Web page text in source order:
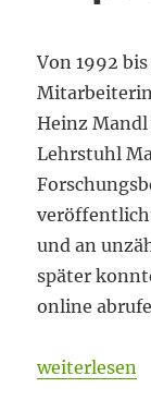
Von 1992
Heinz
Lehrstuhl
und an
später
online
„Impact free“
weiterlesen